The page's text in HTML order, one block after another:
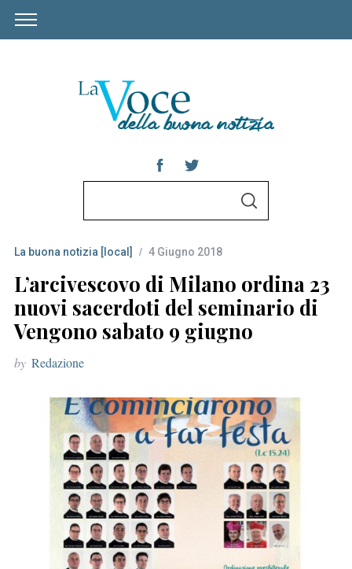
r
c
h
f
o
r
S
La buona notizia [local] 4 Giugno 2018
L’arcivescovo di Milano ordina 23
nuovi sacerdoti del seminario di
Vengono sabato 9 giugno
by Redazione